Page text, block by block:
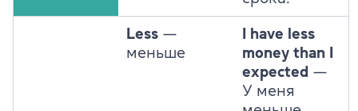
Less —
меньше
I have less
money than I
expected —
У меня